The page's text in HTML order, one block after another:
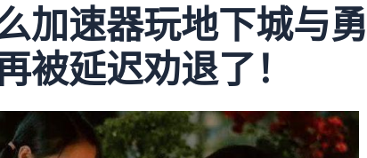
加速器玩地下城与
被延迟劝退了！